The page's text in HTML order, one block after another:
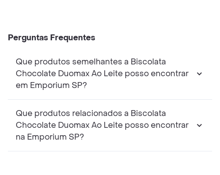
Perguntas Frequentes
Que produtos semelhantes a Biscolata
Chocolate Duomax Ao Leite posso encontrar
em Emporium SP?
Que produtos relacionados a Biscolata
Chocolate Duomax Ao Leite posso encontrar
na Emporium SP?